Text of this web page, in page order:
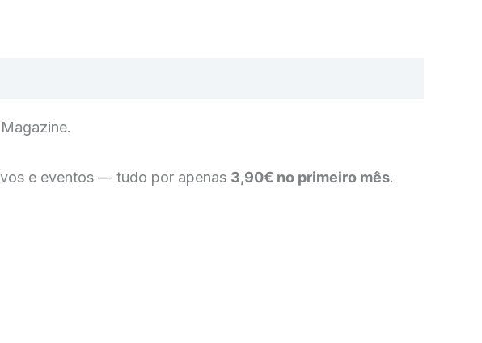
e eventos — tudo por apenas 3,90€ no primeiro mês.